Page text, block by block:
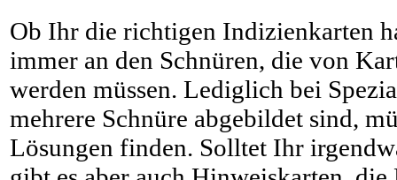
Ob Ihr die richtigen Indizienkarten
immer an den Schnüren, die von
werden müssen. Lediglich bei
mehrere Schnüre abgebildet sind,
Lösungen finden. Solltet Ihr